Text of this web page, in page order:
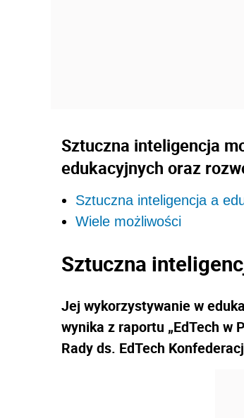
Sztuczna inteligencja
edukacyjnych oraz
Sztuczna inteligencja a
Wiele możliwości
Sztuczna
Jej wykorzystywanie w
wynika z raportu „EdTech w
Rady ds. EdTech